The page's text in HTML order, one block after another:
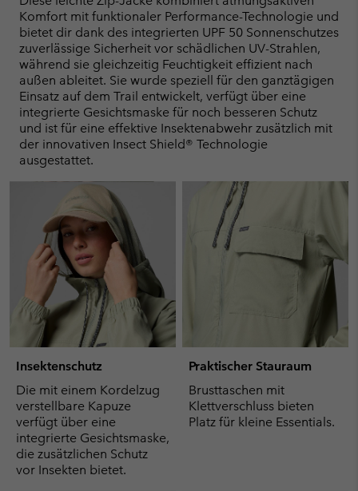
Komfort mit funktionaler Performance-Technologie und
bietet dir dank des integrierten UPF 50 Sonnenschutzes
zuverlässige Sicherheit vor schädlichen UV-Strahlen,
während sie gleichzeitig Feuchtigkeit effizient nach
außen ableitet. Sie wurde speziell für den ganztägigen
Einsatz auf dem Trail entwickelt, verfügt über eine
integrierte Gesichtsmaske für noch besseren Schutz
und ist für eine effektive Insektenabwehr zusätzlich mit
der innovativen Insect Shield® Technologie
ausgestattet.
Insektenschutz
Die mit einem Kordelzug
verstellbare Kapuze
verfügt über eine
integrierte Gesichtsmaske,
die zusätzlichen Schutz
vor Insekten bietet.
Praktischer Stauraum
Brusttaschen mit
Klettverschluss bieten
Platz für kleine Essentials.